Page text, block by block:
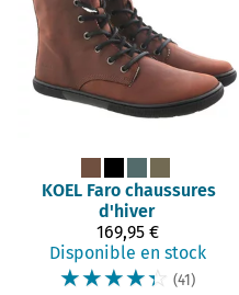
KOEL Faro chaussures
d'hiver
169,95 €
Disponible en stock
☆☆☆☆☆ (41)
‪»Adultes chaussures